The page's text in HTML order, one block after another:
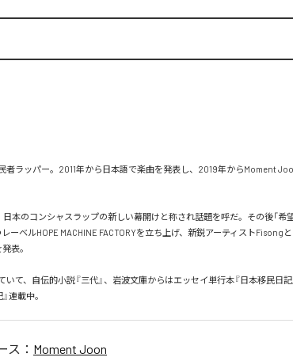
者ラッパー。2011年から日本語で楽曲を発表し、2019年からMoment
日本のコンシャスラップの新しい幕開けと称され話題を呼だ。その後「希
ーベルHOPE MACHINE FACTORYを立ち上げ、新鋭アーティストFisong
表。
て、自伝的小説『三代』、岩波文庫からはエッセイ単行本『日本移民日
連載中。
ス： Moment Joon